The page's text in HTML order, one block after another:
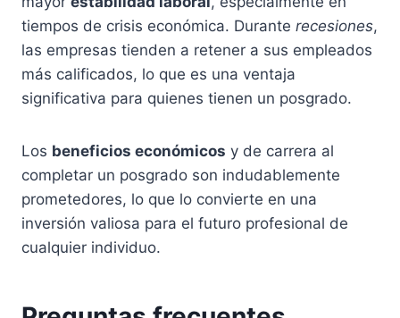
tiempos de crisis económica. Durante recesiones,
las empresas tienden a retener a sus empleados
más calificados, lo que es una ventaja
significativa para quienes tienen un posgrado.
Los beneficios económicos y de carrera al
completar un posgrado son indudablemente
prometedores, lo que lo convierte en una
inversión valiosa para el futuro profesional de
cualquier individuo.